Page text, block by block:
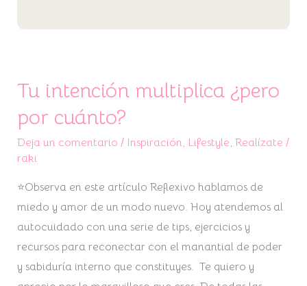
Tu intención multiplica ¿pero
por cuánto?
Deja un comentario / Inspiración, Lifestyle, Realízate /
raki
⭐Observa en este artículo Reflexivo hablamos de
miedo y amor de un modo nuevo. Hoy atendemos al
autocuidado con una serie de tips, ejercicios y
recursos para reconectar con el manantial de poder
y sabiduría interno que constituyes. Te quiero y